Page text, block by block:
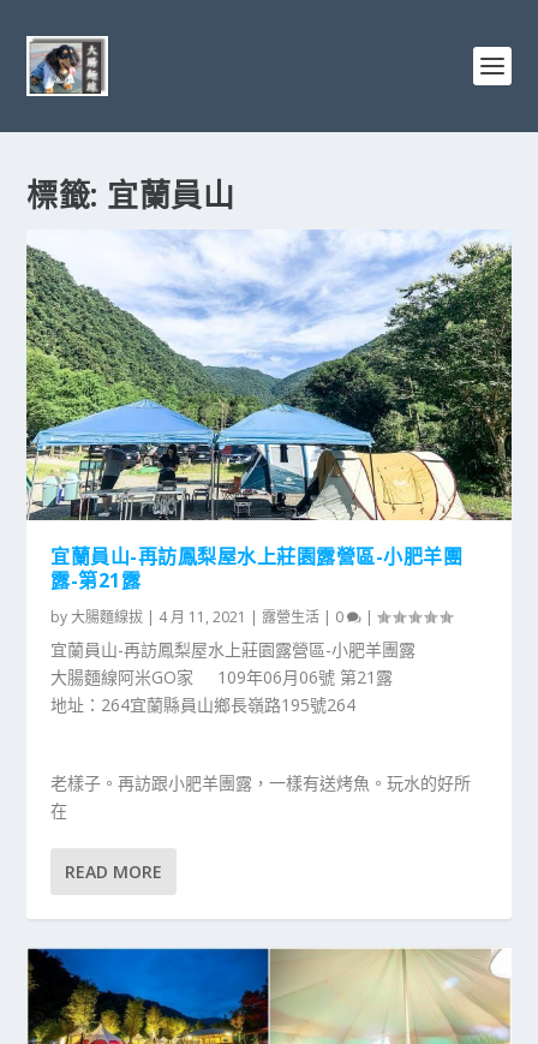
標籤: 宜蘭員山
宜蘭員山-再訪鳳梨屋水上莊園露營區-小肥羊團
露-第21露
by大腸麵線拔 | 4 月 11, 2021 | 露營生活 | 0 |
宜蘭員山-再訪鳳梨屋水上莊園露營區-小肥羊團露
大腸麵線阿米GO家 109年06月06號 第21露
地址：264宜蘭縣員山鄉長嶺路195號264
老樣子。再訪跟小肥羊團露，一樣有送烤魚。玩水的好所
在
READ MORE